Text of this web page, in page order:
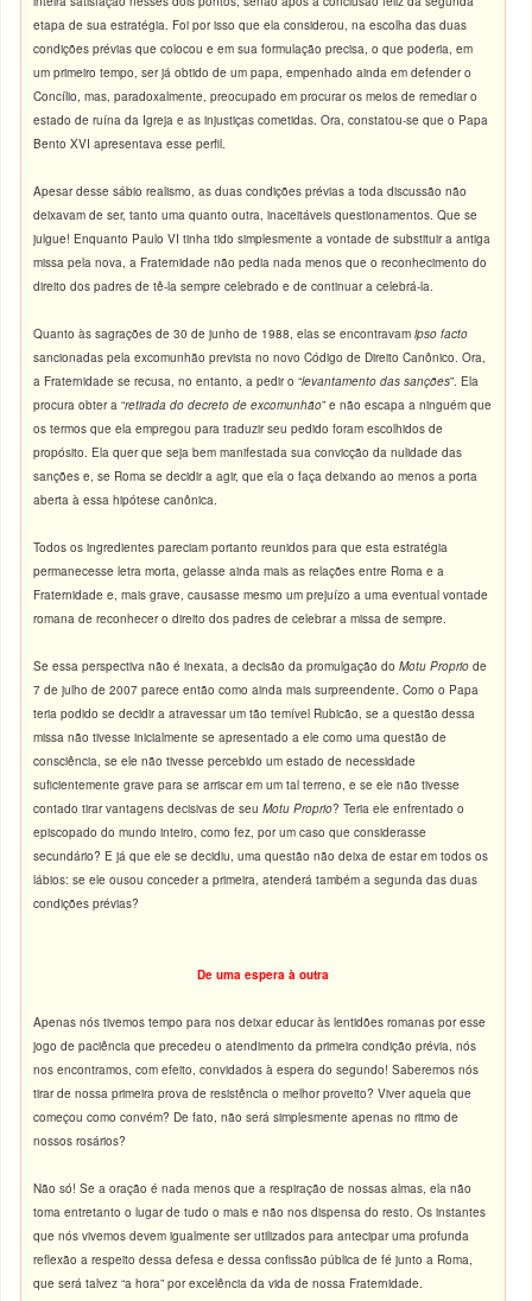
etapa de sua estratégia. Foi por isso que ela considerou, na escolha das duas
condições prévias que colocou e em sua formulação precisa, o que poderia, em
um primeiro tempo, ser já obtido de um papa, empenhado ainda em defender o
Concílio, mas, paradoxalmente, preocupado em procurar os meios de remediar o
estado de ruína da Igreja e as injustiças cometidas. Ora, constatou-se que o Papa
Bento XVI apresentava esse perfil.
Apesar desse sábio realismo, as duas condições prévias a toda discussão não
deixavam de ser, tanto uma quanto outra, inaceitáveis questionamentos. Que se
julgue! Enquanto Paulo VI tinha tido simplesmente a vontade de substituir a antiga
missa pela nova, a Fraternidade não pedia nada menos que o reconhecimento do
direito dos padres de tê-la sempre celebrado e de continuar a celebrá-la.
Quanto às sagrações de 30 de junho de 1988, elas se encontravamipso facto
sancionadas pela excomunhão prevista no novo Código de Direito Canônico. Ora,
a Fraternidade se recusa, no entanto, a pedir o “levantamento das sanções”. Ela
procura obter a “retirada do decreto de excomunhão” e não escapa a ninguém que
os termos que ela empregou para traduzir seu pedido foram escolhidos de
propósito. Ela quer que seja bem manifestada sua convicção da nulidade das
sanções e, se Roma se decidir a agir, que ela o faça deixando ao menos a porta
aberta à essa hipótese canônica.
Todos os ingredientes pareciam portanto reunidos para que esta estratégia
permanecesse letra morta, gelasse ainda mais as relações entre Roma e a
Fraternidade e, mais grave, causasse mesmo um prejuízo a uma eventual vontade
romana de reconhecer o direito dos padres de celebrar a missa de sempre.
Se essa perspectiva não é inexata, a decisão da promulgação doMotu Proprio de
7 de julho de 2007 parece então como ainda mais surpreendente. Como o Papa
teria podido se decidir a atravessar um tão temível Rubicão, se a questão dessa
missa não tivesse inicialmente se apresentado a ele como uma questão de
consciência, se ele não tivesse percebido um estado de necessidade
suficientemente grave para se arriscar em um tal terreno, e se ele não tivesse
contado tirar vantagens decisivas de seuMotu Proprio? Teria ele enfrentado o
episcopado do mundo inteiro, como fez, por um caso que considerasse
secundário? E já que ele se decidiu, uma questão não deixa de estar em todos os
lábios: se ele ousou conceder a primeira, atenderá também a segunda das duas
condições prévias?
De uma espera à outra
Apenas nós tivemos tempo para nos deixar educar às lentidões romanas por esse
jogo de paciência que precedeu o atendimento da primeira condição prévia, nós
nos encontramos, com efeito, convidados à espera do segundo! Saberemos nós
tirar de nossa primeira prova de resistência o melhor proveito? Viver aquela que
começou como convém? De fato, não será simplesmente apenas no ritmo de
nossos rosários?
Não só! Se a oração é nada menos que a respiração de nossas almas, ela não
toma entretanto o lugar de tudo o mais e não nos dispensa do resto. Os instantes
que nós vivemos devem igualmente ser utilizados para antecipar uma profunda
reflexão a respeito dessa defesa e dessa confissão pública de fé junto a Roma,
que será talvez “a hora” por excelência da vida de nossa Fraternidade.